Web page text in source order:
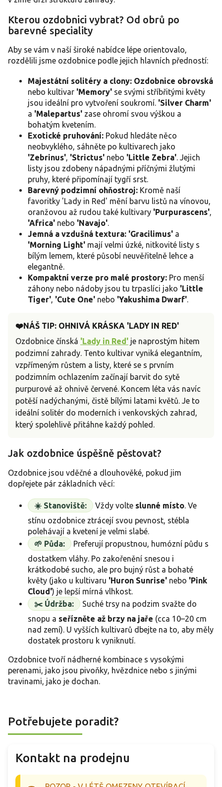
p
i
s
Kterou ozdobnici vybrat? Od obrů po
barevné speciality
Aby se vám v naší široké nabídce lépe orientovalo,
rozdělili jsme ozdobnice podle jejich hlavních předností:
Majestátní solitéry a clony: Ozdobnice obrovská
nebo kultivar 'Memory' se svými stříbřitými květy
jsou ideální pro vytvoření soukromí. 'Silver Charm'
a 'Malepartus' zase ohromí svou výškou a
bohatým kvetením.
Exotické pruhování: Pokud hledáte něco
neobvyklého, sáhněte po kultivarech jako
'Zebrinus', 'Strictus' nebo 'Little Zebra'. Jejich
listy jsou zdobeny nápadnými příčnými žlutými
pruhy, které připomínají tygří srst.
Barevný podzimní ohňostroj: Kromě naší
favoritky 'Lady in Red' mění barvu listů na vínovou,
oranžovou až rudou také kultivary 'Purpurascens',
'Africa' nebo 'Navajo'.
Jemná a vzdušná textura: 'Gracilimus' a
'Morning Light' mají velmi úzké, nitkovité listy s
bílým lemem, které působí neuvěřitelně lehce a
elegantně.
Kompaktní verze pro malé prostory: Pro menší
záhony nebo nádoby jsou tu trpaslíci jako 'Little
Tiger', 'Cute One' nebo 'Yakushima Dwarf'.
❤️NÁŠ TIP: OHNIVÁ KRÁSKA 'LADY IN RED'
Ozdobnice čínská 'Lady in Red' je naprostým hitem
podzimní zahrady. Tento kultivar vyniká elegantním,
vzpřímeným růstem a listy, které se s prvním
podzimním ochlazením začínají barvit do sytě
purpurové až ohnivě červené. Koncem léta vás navíc
potěší nadýchanými, čistě bílými latami květů. Je to
ideální solitér do moderních i venkovských zahrad,
který spolehlivě přitáhne každý pohled.
Jak ozdobnice úspěšně pěstovat?
Ozdobnice jsou vděčné a dlouhověké, pokud jim
dopřejete pár základních věcí:
☀️ Stanoviště: Vždy volte slunné místo. Ve
stínu ozdobnice ztrácejí svou pevnost, stébla
polehávají a kvetení je velmi slabé.
🌱 Půda:
Preferují propustnou, humózní půdu s
dostatkem vláhy. Po zakořenění snesou i
krátkodobé sucho, ale pro bujný růst a bohaté
květy (jako u kultivaru 'Huron Sunrise' nebo 'Pink
Cloud') je lepší mírná vlhkost.
✂️ Údržba:
Suché trsy na podzim svažte do
snopu a seřízněte až brzy na jaře (cca 10–20 cm
nad zemí). U vyšších kultivarů dbejte na to, aby měly
dostatek prostoru k vyniknutí.
Ozdobnice tvoří nádherné kombinace s vysokými
perenami, jako jsou pivoňky, hvězdnice nebo s jinými
travinami, jako je dochan.
Potřebujete poradit?
Kontakt na prodejnu